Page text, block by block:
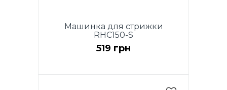
Машинка для стрижки
RHC150-S
519 грн